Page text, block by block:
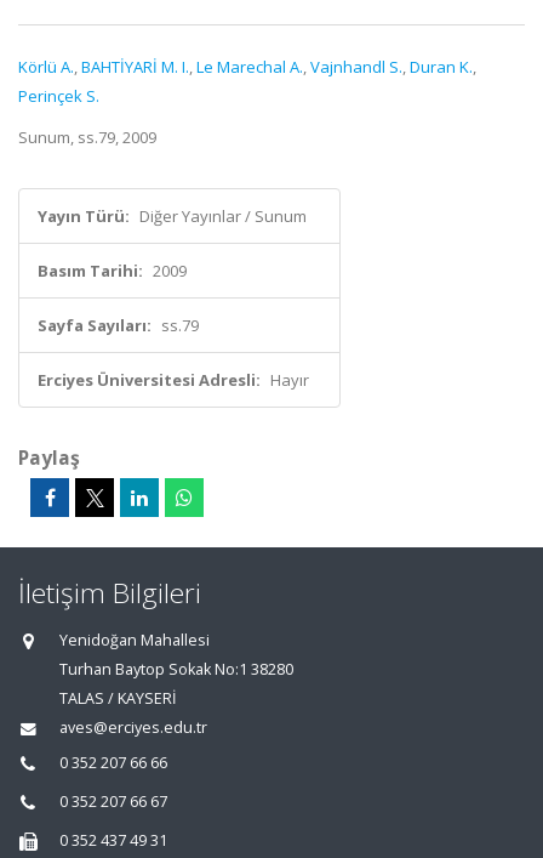
Körlü A.,BAHTİYARİ M. I.,Le Marechal A.,Vajnhandl S.,Duran K.,
Perinçek S.
Sunum, ss.79, 2009
Yayın Türü: Diğer Yayınlar / Sunum
Basım Tarihi: 2009
Sayfa Sayıları: ss.79
Erciyes Üniversitesi Adresli: Hayır
Paylaş
İletişim Bilgileri
Yenidoğan Mahallesi
Turhan Baytop Sokak No:1 38280
TALAS / KAYSERİ
aves@erciyes.edu.tr
0 352 207 66 66
0 352 207 66 67
0 352 437 49 31